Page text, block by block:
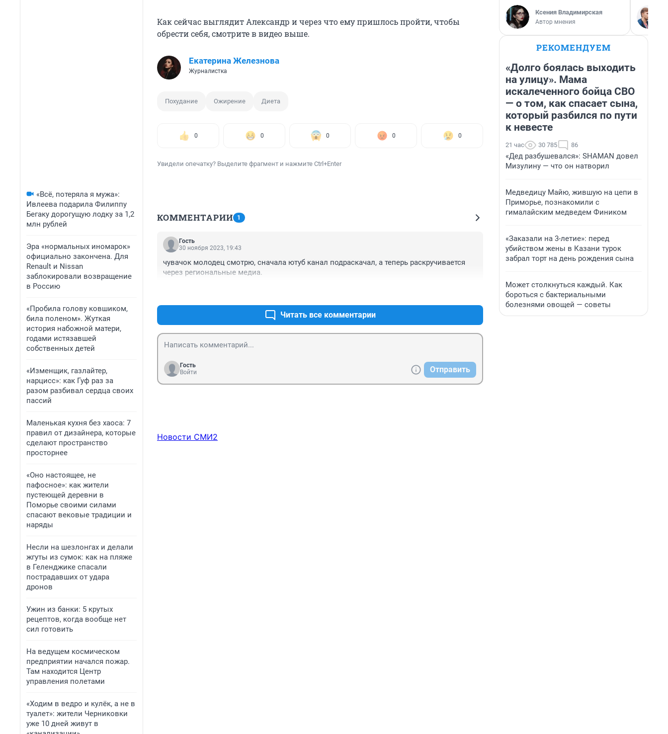
«Всё, потеряла я мужа»:
Ивлеева подарила Филиппу
Бегаку дорогущую лодку за 1,2
млн рублей
Эра «нормальных иномарок»
официально закончена. Для
Renault и Nissan
заблокировали возвращение
в Россию
«Пробила голову ковшиком,
била поленом». Жуткая
история набожной матери,
годами истязавшей
собственных детей
«Изменщик, газлайтер,
нарцисс»: как Гуф раз за
разом разбивал сердца своих
пассий
Маленькая кухня без хаоса: 7
правил от дизайнера, которые
сделают пространство
просторнее
«Оно настоящее, не
пафосное»: как жители
пустеющей деревни в
Поморье своими силами
спасают вековые традиции и
наряды
Несли на шезлонгах и делали
жгуты из сумок: как на пляже
в Геленджике спасали
пострадавших от удара
дронов
Ужин из банки: 5 крутых
рецептов, когда вообще нет
сил готовить
На ведущем космическом
предприятии начался пожар.
Там находится Центр
управления полетами
«Ходим в ведро и кулёк, а не в
туалет»: жители Черниковки
уже 10 дней живут в
Как сейчас выглядит Александр и через что ему пришлось пройти, чтобы
обрести себя, смотрите в видео выше.
Екатерина Железнова
Журналистка
Похудание Ожирение Диета
0 0 0 0 0
Увидели опечатку? Выделите фрагмент и нажмите Ctrl+Enter
КОММЕНТАРИИ 1
Гость
30 ноября 2023, 19:43
чувачок молодец смотрю, сначала ютуб канал подраскачал, а теперь раскручивается
через региональные медиа.
Читать все комментарии
Гость
Войти
Отправить
Новости СМИ2
Ксения Владимирская
Автор мнения
РЕКОМЕНДУЕМ
«Долго боялась выходить
на улицу». Мама
искалеченного бойца СВО
— о том, как спасает сына,
который разбился по пути
к невесте
21 час 30 785 86
«Дед разбушевался»: SHAMAN довел
Мизулину — что он натворил
Медведицу Майю, жившую на цепи в
Приморье, познакомили с
гималайским медведем Фиником
«Заказали на 3-летие»: перед
убийством жены в Казани турок
забрал торт на день рождения сына
Может столкнуться каждый. Как
бороться с бактериальными
болезнями овощей — советы